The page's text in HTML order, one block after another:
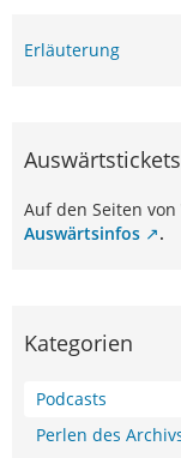
Erläuterung
Auswärtstickets
Auf den Seiten
Auswärtsinfos
.
Kategorien
Podcasts
Perlen des